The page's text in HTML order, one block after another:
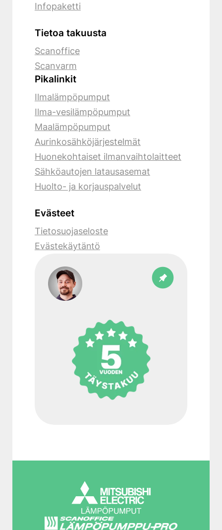
Infopaketti
Tietoa takuusta
Scanoffice
Scanvarm
Pikalinkit
Ilmalämpöpumput
Ilma-vesilämpöpumput
Maalämpöpumput
Aurinkosähköjärjestelmät
Huonekohtaiset ilmanvaihtolaitteet
Sähköautojen latausasemat
Huolto- ja korjauspalvelut
Evästeet
Tietosuojaseloste
Evästekäytäntö